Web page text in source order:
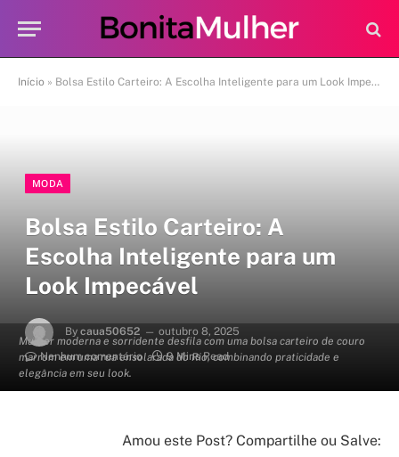
Início » Bolsa Estilo Carteiro: A Escolha Inteligente para um Look Impecável
Mulher moderna e sorridente desfila com uma bolsa carteiro de couro
marrom em uma rua ensolarada do Rio, combinando praticidade e
elegância em seu look.
MODA
Bolsa Estilo Carteiro: A
Escolha Inteligente para um
Look Impecável
By caua50652
outubro 8, 2025
Nenhum comentário
9 Mins Read
Amou este Post? Compartilhe ou Salve: